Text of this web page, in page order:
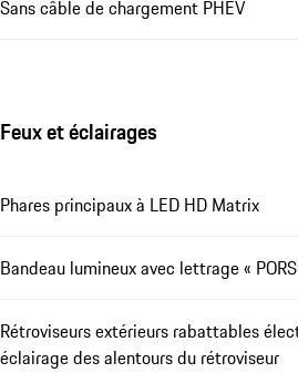
Sans câble de chargement PHEV
Feux et éclairages
Phares principaux à LED HD Matrix
Bandeau lumineux avec lettrage «
Rétroviseurs extérieurs rabattables
éclairage des alentours du rétroviseur